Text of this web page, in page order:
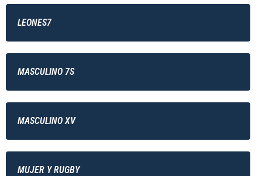
LEONES7
MASCULINO 7S
MASCULINO XV
MUJER Y RUGBY